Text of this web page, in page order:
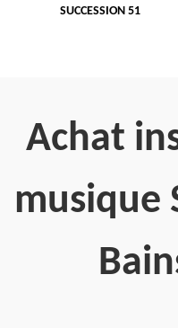
SUCCESSION 51
Achat
musique